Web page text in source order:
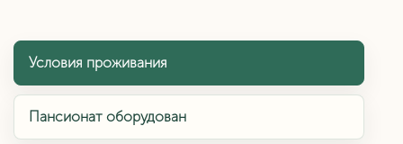
Условия проживания
Пансионат оборудован